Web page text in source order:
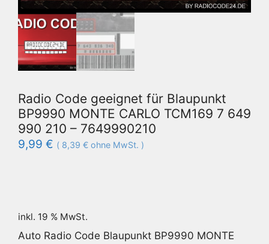
Radio Code geeignet für Blaupunkt
BP9990 MONTE CARLO TCM169 7 649
990 210 – 7649990210
9,99 € ( 8,39 € ohne MwSt. )
inkl. 19 % MwSt.
Auto Radio Code Blaupunkt BP9990 MONTE